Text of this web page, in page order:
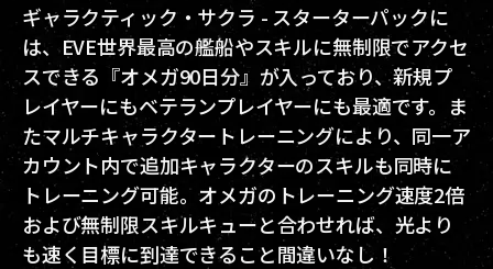
ギャラクティック・サクラ - スターターパックに
は、EVE世界最高の艦船やスキルに無制限でアクセ
スできる『オメガ90日分』が入っており、新規プ
レイヤーにもベテランプレイヤーにも最適です。ま
たマルチキャラクタートレーニングにより、同一ア
カウント内で追加キャラクターのスキルも同時に
トレーニング可能。オメガのトレーニング速度2倍
および無制限スキルキューと合わせれば、光より
も速く目標に到達できること間違いなし！